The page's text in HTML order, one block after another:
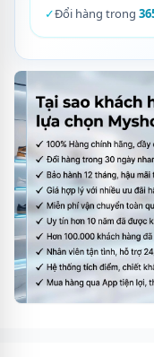
✓Đổi hàng trong